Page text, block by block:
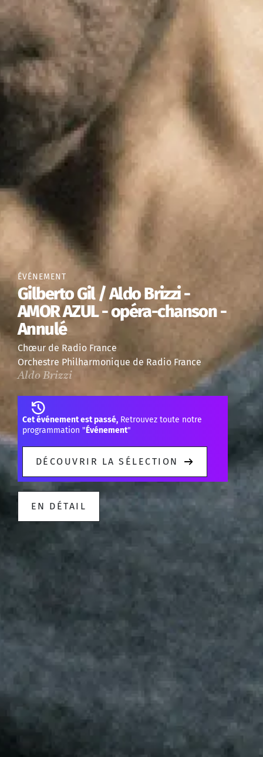
ÉVÉNEMENT
Gilberto Gil / Aldo Brizzi -
AMOR AZUL - opéra-chanson -
Annulé
Chœur de Radio France
Orchestre Philharmonique de Radio France
Aldo Brizzi
Cet événement est passé, Retrouvez toute notre
programmation "Événement"
DÉCOUVRIR LA SÉLECTION
EN DÉTAIL